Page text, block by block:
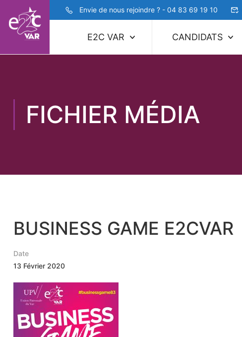
Envie de nous rejoindre ? - 04 83 69 19 10
E2C VAR CANDIDATS
FICHIER MÉDIA
BUSINESS GAME E2CVAR
Date
13 Février 2020